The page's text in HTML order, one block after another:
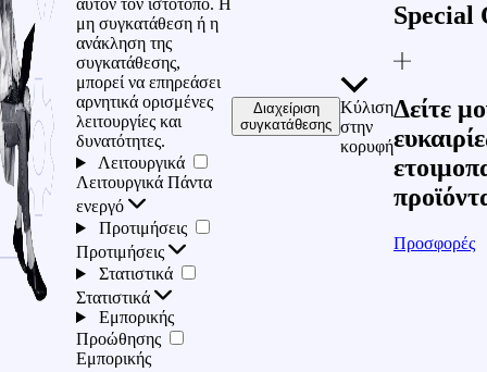
αυτόν τον ιστότοπο. Η
μη συγκατάθεση ή η
ανάκληση της
συγκατάθεσης,
μπορεί να επηρεάσει
αρνητικά ορισμένες
λειτουργίες και
δυνατότητες.
Λειτουργικά
Λειτουργικά Πάντα
ενεργό
Προτιμήσεις
Προτιμήσεις
Στατιστικά
Στατιστικά
Εμπορικής
Προώθησης
Εμπορικής
Διαχείριση
συγκατάθεσης
Κύλιση
στην
κορυφή
Special
Δείτε
Προσφορές